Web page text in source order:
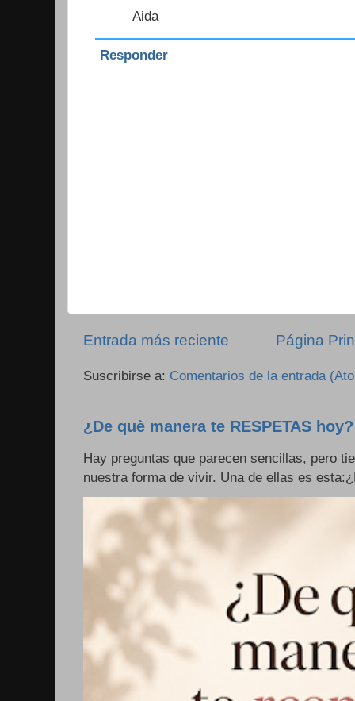
Aida
Responder
Entrada más reciente Página
Suscribirse a: Comentarios de la entrada
¿De què manera te RESPETAS hoy?
Hay preguntas que parecen sencillas, pero
nuestra forma de vivir. Una de ellas es